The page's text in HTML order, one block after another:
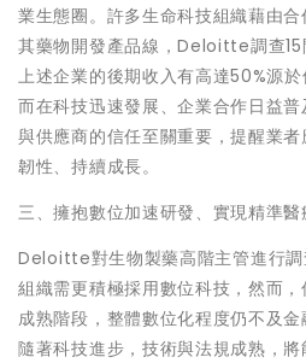
業生態圈。許多生命科技組織藉由
其藥物開發產品線，Deloitte調查15
上述企業的後期收入有高達50%源
而在科技迅速發展、企業合作日益
與供應商的信任至關重要，提醒業
韌性、持續成長。
三、擁抱數位加速研發、實現精準醫
Deloitte對生物製藥高階主管進行
組織需更積極採用數位科技，然而
成熟階段，整體數位化程度仍不及
隨著科技進步，技術與法規成熟，